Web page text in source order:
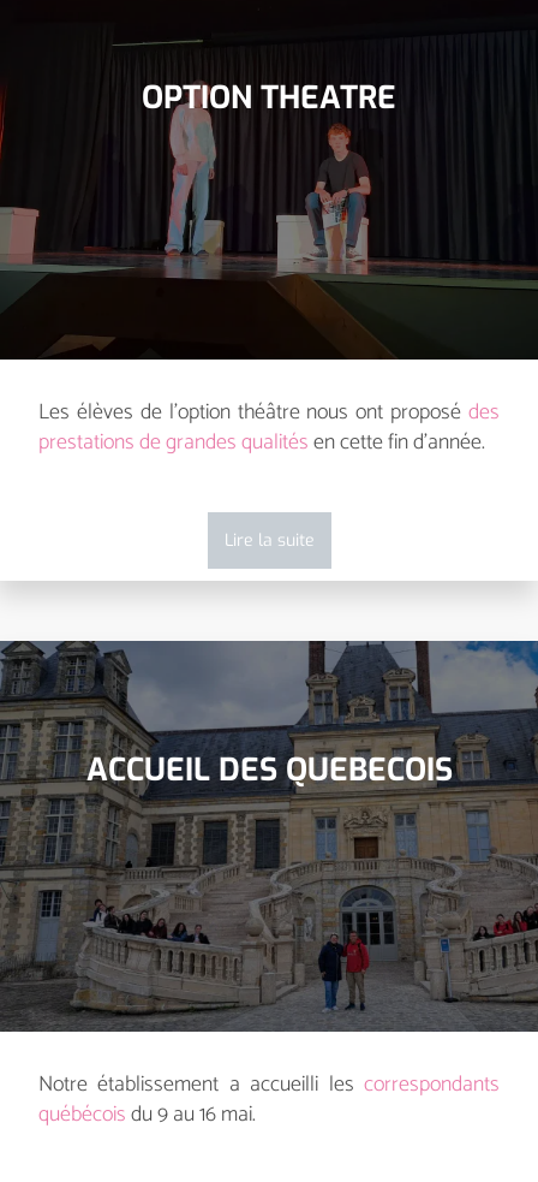
OPTION THEATRE
Les élèves de l’option théâtre nous ont proposé des
prestations de grandes qualitésen cette fin d’année.
Lire la suite
ACCUEIL DES QUEBECOIS
Notre établissement a accueilli les correspondants
québécoisdu 9 au 16 mai.